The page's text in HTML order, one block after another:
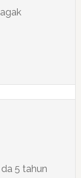
5 tahun